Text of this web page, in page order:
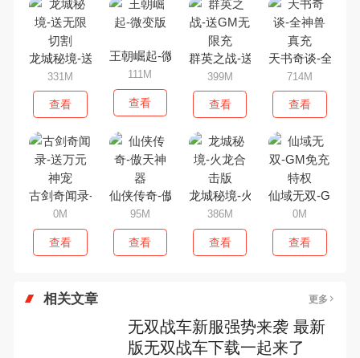
龙城秘境-送无限切割
331M
查看
王朝崛起-微变版
111M
查看
群英之战-送GM无限充
399M
查看
天书奇谈-全神兽
714M
查看
古剑奇闻录-送万元神宠
0M
查看
仙侠传奇-傲天神器
95M
查看
龙城秘境-火龙合击版
386M
查看
仙域无双-GM免
0M
查看
相关文章 更多
无双战车新服强势来袭 最新
版无双战车下载一起来了